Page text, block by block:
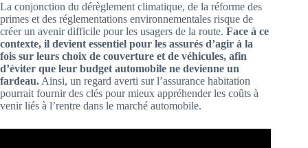
La conjonction du dérèglement climatique, de la réforme des
primes et des réglementations environnementales risque de
créer un avenir difficile pour les usagers de la route. Face à ce
contexte, il devient essentiel pour les assurés d’agir à la
fois sur leurs choix de couverture et de véhicules, afin
d’éviter que leur budget automobile ne devienne un
fardeau. Ainsi, un regard averti sur l’assurance habitation
pourrait fournir des clés pour mieux appréhender les coûts à
venir liés à l’rentre dans le marché automobile.